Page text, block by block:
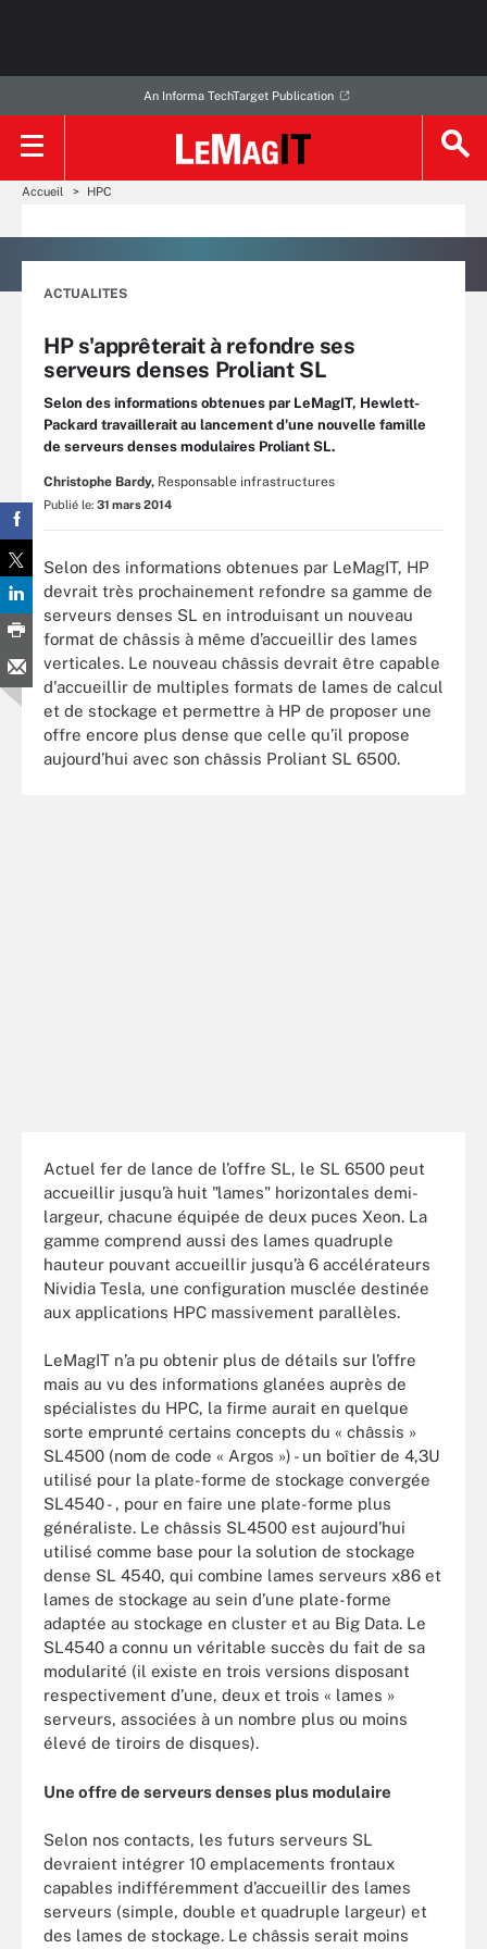
An Informa TechTarget Publication
Accueil HPC
ACTUALITES
HP s'apprêterait à refondre ses
serveurs denses Proliant SL
Selon des informations obtenues par LeMagIT, Hewlett-
Packard travaillerait au lancement d'une nouvelle famille
de serveurs denses modulaires Proliant SL.
Christophe Bardy, Responsable infrastructures
Publié le: 31 mars 2014
Selon des informations obtenues par LeMagIT, HP
devrait très prochainement refondre sa gamme de
serveurs denses SL en introduisant un nouveau
format de châssis à même d’accueillir des lames
verticales. Le nouveau châssis devrait être capable
d'accueillir de multiples formats de lames de calcul
et de stockage et permettre à HP de proposer une
offre encore plus dense que celle qu’il propose
aujourd’hui avec son châssis Proliant SL 6500.
Actuel fer de lance de l’offre SL, le SL 6500 peut
accueillir jusqu’à huit "lames" horizontales demi-
largeur, chacune équipée de deux puces Xeon. La
gamme comprend aussi des lames quadruple
hauteur pouvant accueillir jusqu’à 6 accélérateurs
Nividia Tesla, une configuration musclée destinée
aux applications HPC massivement parallèles.
LeMagIT n’a pu obtenir plus de détails sur l’offre
mais au vu des informations glanées auprès de
spécialistes du HPC, la firme aurait en quelque
sorte emprunté certains concepts du « châssis »
SL4500 (nom de code « Argos ») - un boîtier de 4,3U
utilisé pour la plate-forme de stockage convergée
SL4540 - , pour en faire une plate-forme plus
généraliste. Le châssis SL4500 est aujourd’hui
utilisé comme base pour la solution de stockage
dense SL 4540, qui combine lames serveurs x86 et
lames de stockage au sein d’une plate-forme
adaptée au stockage en cluster et au Big Data. Le
SL4540 a connu un véritable succès du fait de sa
modularité (il existe en trois versions disposant
respectivement d’une, deux et trois « lames »
serveurs, associées à un nombre plus ou moins
élevé de tiroirs de disques).
Une offre de serveurs denses plus modulaire
Selon nos contacts, les futurs serveurs SL
devraient intégrer 10 emplacements frontaux
capables indifféremment d’accueillir des lames
serveurs (simple, double et quadruple largeur) et
des lames de stockage. Le châssis serait moins